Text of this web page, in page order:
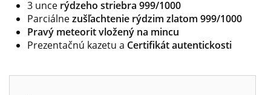
3 unce rýdzeho striebra 999/1000
Parciálnezušľachtenie rýdzim zlatom 999/1000
Pravý meteorit vložený na mincu
Prezentačnú kazetu a Certifikát autentickosti